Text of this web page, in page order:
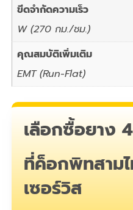
ขีดจำกัดความเร็ว
W (270 กม./ชม.)
คุณสมบัติเพิ่มเติม
EMT (Run-Flat)
เลือกซื้อยาง
ที่ค็อกพิทสาม
เซอร์วิส